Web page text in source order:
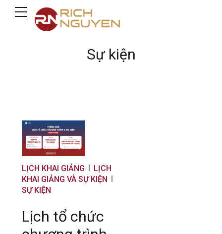
Sự kiện
LỊCH KHAI GIẢNG
LỊCH
KHAI GIẢNG VÀ SỰ KIỆN
SỰ KIỆN
Lịch tổ chức